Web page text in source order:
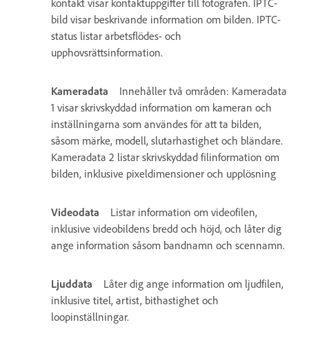
bild visar beskrivande information om bilden. IPTC-
status listar arbetsflödes- och
upphovsrättsinformation.
Kameradata
Innehåller två områden: Kameradata
1 visar skrivskyddad information om kameran och
inställningarna som användes för att ta bilden,
såsom märke, modell, slutarhastighet och bländare.
Kameradata 2 listar skrivskyddad filinformation om
bilden, inklusive pixeldimensioner och upplösning
Videodata
Listar information om videofilen,
inklusive videobildens bredd och höjd, och låter dig
ange information såsom bandnamn och scennamn.
Ljuddata
Låter dig ange information om ljudfilen,
inklusive titel, artist, bithastighet och
loopinställningar.